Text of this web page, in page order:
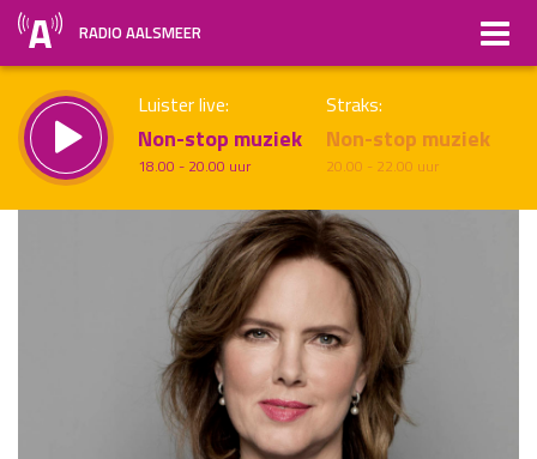
RADIO AALSMEER
Luister live:
Non-stop muziek
18.00 - 20.00 uur
Straks:
Non-stop muziek
20.00 - 22.00 uur
uur 1 van x